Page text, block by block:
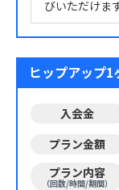
びいただけます
ヒップアップ1
入会金
プラン金額
プラン内容
（回数/時間/期間）